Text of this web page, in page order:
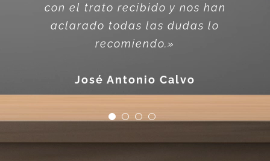
con el trato recibido y nos han
aclarado todas las dudas lo
recomiendo.»
José Antonio Calvo